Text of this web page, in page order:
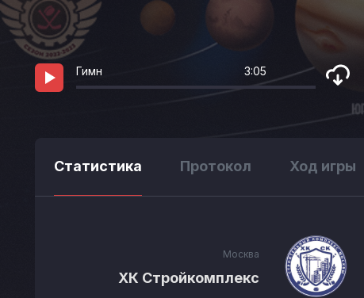
Гимн 3:05
Статистика Протокол Ход игры
Москва
ХК Стройкомплекс